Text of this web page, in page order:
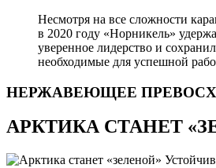
Несмотря на все сложности
в 2020 году «Норникель»
уверенное лидерство и
необходимые для успешной
НЕРЖАВЕЮЩЕЕ
АРКТИКА СТАНЕТ